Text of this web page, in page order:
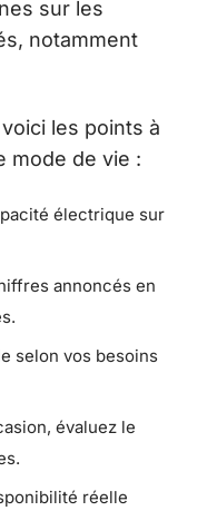
sur les
notamment
les points à
mode de vie :
électrique sur
annoncés en
selon vos besoins
évaluez le
réelle